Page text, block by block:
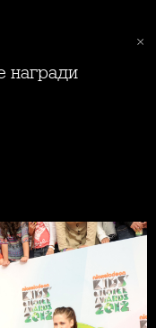
награди